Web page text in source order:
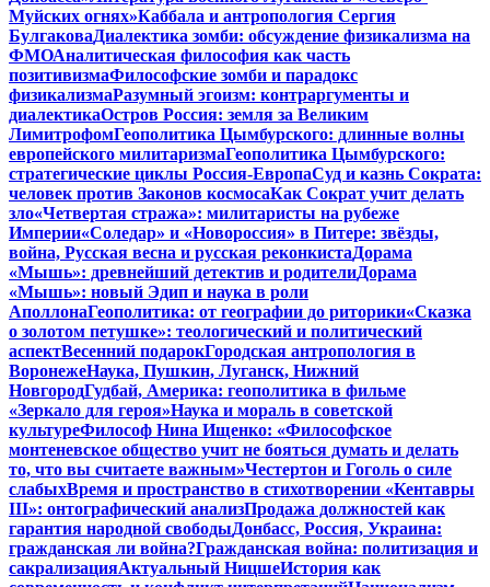
Муйских огнях»Каббала и антропология Сергия
БулгаковаДиалектика зомби: обсуждение физикализма на
ФМОАналитическая философия как часть
позитивизмаФилософские зомби и парадокс
физикализмаРазумный эгоизм: контраргументы и
диалектикаОстров Россия: земля за Великим
ЛимитрофомГеополитика Цымбурского: длинные волны
европейского милитаризмаГеополитика Цымбурского:
стратегические циклы Россия-ЕвропаСуд и казнь Сократа:
человек против Законов космосаКак Сократ учит делать
зло«Четвертая стража»: милитаристы на рубеже
Империи«Соледар» и «Новороссия» в Питере: звёзды,
война, Русская весна и русская реконкистаДорама
«Мышь»: древнейший детектив и родителиДорама
«Мышь»: новый Эдип и наука в роли
АполлонаГеополитика: от географии до риторики«Сказка
о золотом петушке»: теологический и политический
аспектВесенний подарокГородская антропология в
ВоронежеНаука, Пушкин, Луганск, Нижний
НовгородГудбай, Америка: геополитика в фильме
«Зеркало для героя»Наука и мораль в советской
культуреФилософ Нина Ищенко: «Философское
монтеневское общество учит не бояться думать и делать
то, что вы считаете важным»Честертон и Гоголь о силе
слабыхВремя и пространство в стихотворении «Кентавры
III»: онтографический анализПродажа должностей как
гарантия народной свободыДонбасс, Россия, Украина:
гражданская ли война?Гражданская война: политизация и
сакрализацияАктуальный НицшеИстория как